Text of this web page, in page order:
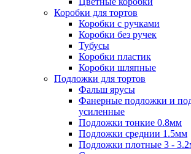
Коробки для тортов
Коробки с ручками
Коробки без ручек
Тубусы
Коробки пластик
Коробки шляпные
Подложки для тортов
Фальш ярусы
Фанерные подложки и
усиленные
Подложки тонкие 0.8мм
Подложки среднии 1.5мм
Подложки плотные 3 -